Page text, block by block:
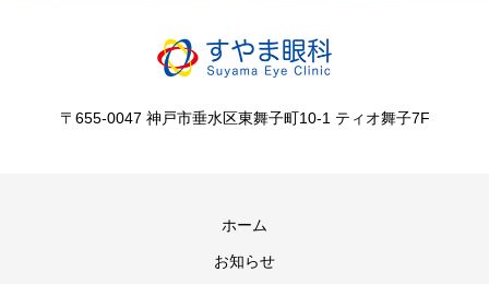
〒655-0047 神戸市垂水区東舞子町10-1 ティオ舞子7F
ホーム
お知らせ